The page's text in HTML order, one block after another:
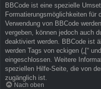
BBCode ist eine spezielle
Formatierungsmöglichkeiten für
Verwendung von BBCode
vergeben, können jedoch auch
deaktiviert werden. BBCode ist
werden Tags von eckigen („[“
eingeschlossen. Weitere
speziellen Hilfe-Seite, die von
zugänglich ist.
Nach oben